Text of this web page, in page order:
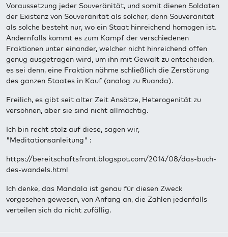
Voraussetzung jeder Souveränität, und somit dienen Soldaten
der Existenz von Souveränität als solcher, denn Souveränität
als solche besteht nur, wo ein Staat hinreichend homogen ist.
Andernfalls kommt es zum Kampf der verschiedenen
Fraktionen unter einander, welcher nicht hinreichend offen
genug ausgetragen wird, um ihn mit Gewalt zu entscheiden,
es sei denn, eine Fraktion nähme schließlich die Zerstörung
des ganzen Staates in Kauf (analog zu Ruanda).
Freilich, es gibt seit alter Zeit Ansätze, Heterogenität zu
versöhnen, aber sie sind nicht allmächtig.
Ich bin recht stolz auf diese, sagen wir,
"Meditationsanleitung" :
https://bereitschaftsfront.blogspot.com/2014/08/das-buch-
des-wandels.html
Ich denke, das Mandala ist genau für diesen Zweck
vorgesehen gewesen, von Anfang an, die Zahlen jedenfalls
verteilen sich da nicht zufällig.